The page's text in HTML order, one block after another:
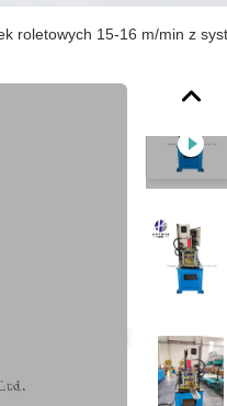
roletowych 15-16 m/min z